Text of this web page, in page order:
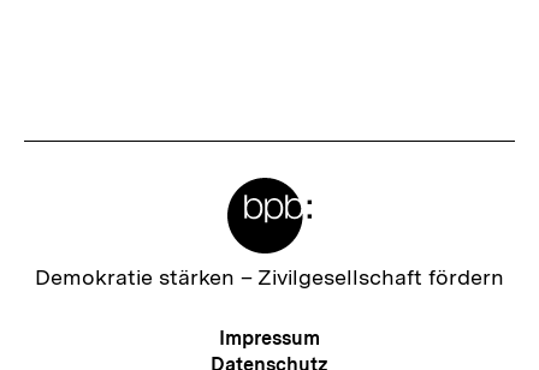
Zur
Demokratie stärken – Zivilgesellschaft fördern
Meta-
Navigation
Impressum
Datenschutz